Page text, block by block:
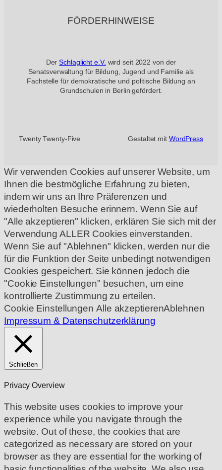
FÖRDERHINWEISE
DerSchlaglicht e.V. wird seit 2022 von der
Senatsverwaltung für Bildung, Jugend und Familie als
Fachstelle für demokratische und politische Bildung an
Grundschulen in Berlin gefördert.
Twenty Twenty-Five Gestaltet mit WordPress
Wir verwenden Cookies auf unserer Website, um
Ihnen die bestmögliche Erfahrung zu bieten,
indem wir uns an Ihre Präferenzen und
wiederholten Besuche erinnern. Wenn Sie auf
"Alle akzeptieren" klicken, erklären Sie sich mit der
Verwendung ALLER Cookies einverstanden.
Wenn Sie auf "Ablehnen" klicken, werden nur die
für die Funktion der Seite unbedingt notwendigen
Cookies gespeichert. Sie können jedoch die
"Cookie Einstellungen" besuchen, um eine
kontrollierte Zustimmung zu erteilen.
Cookie Einstellungen Alle akzeptierenAblehnen
Impressum & Datenschutzerklärung
Schließen
Privacy Overview
This website uses cookies to improve your
experience while you navigate through the
website. Out of these, the cookies that are
categorized as necessary are stored on your
browser as they are essential for the working of